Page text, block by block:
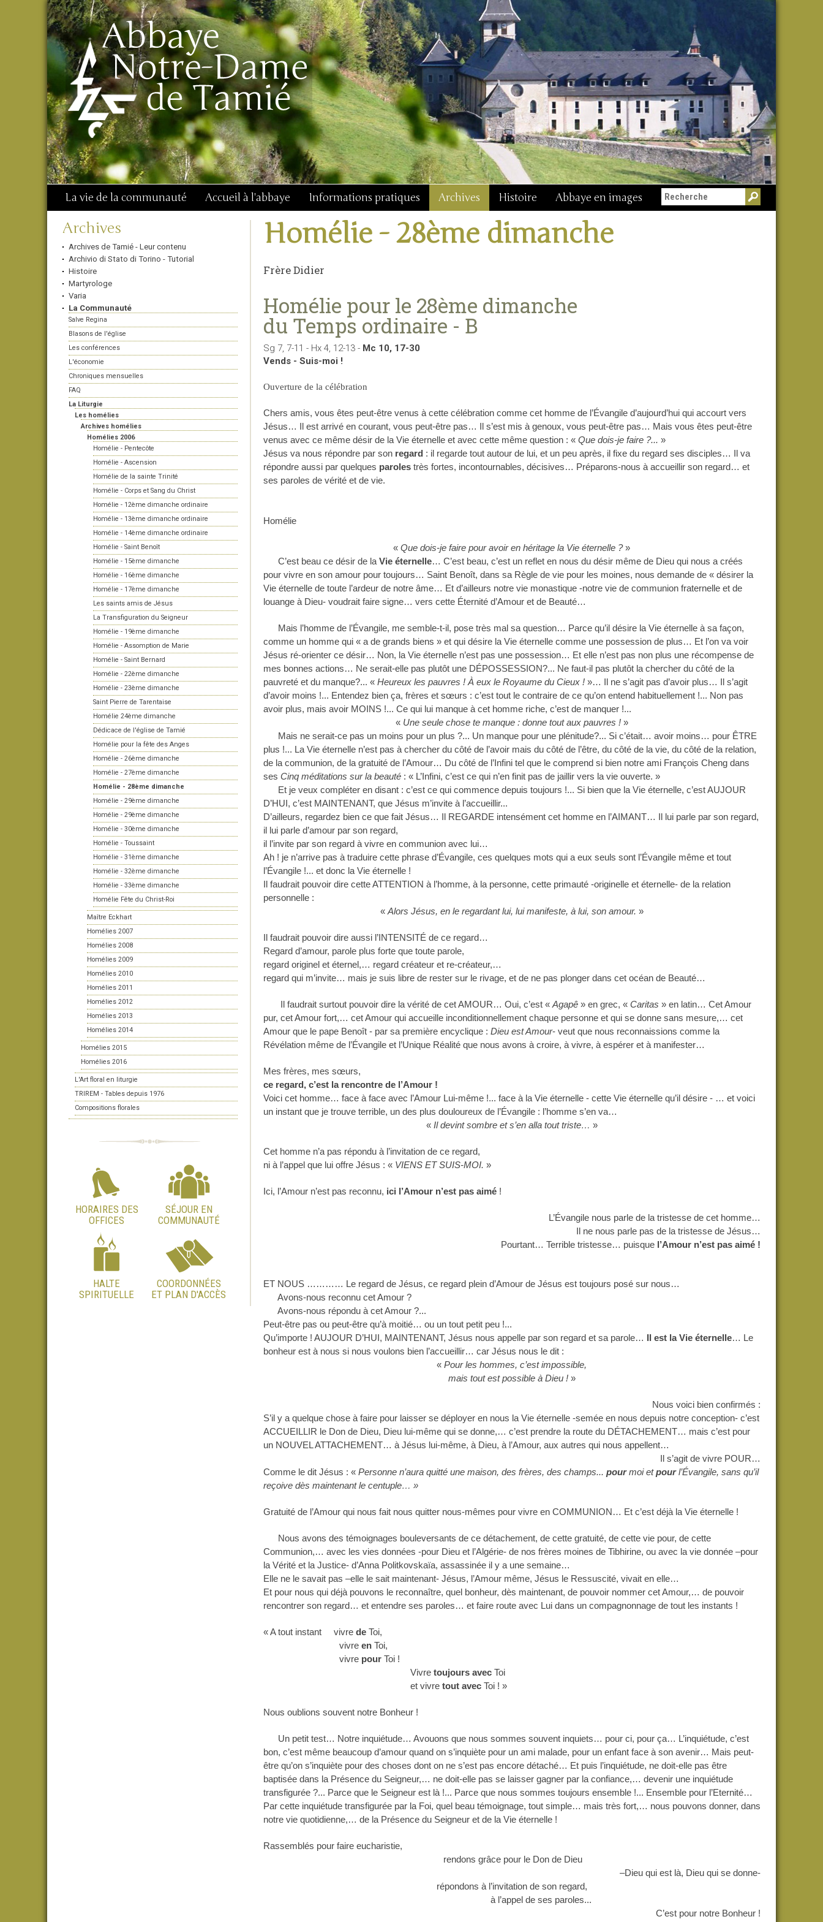
Aller
au
contenu.
|
Aller
à
navigation
Outils
personnels
Chercher par
Recherche
avancée…
La vie de la communauté Accueil à l'abbaye Informations pratiques Archives Histoire Abbaye en images
Navigation
Archives
Archives de Tamié - Leur contenu
Archivio di Stato di Torino - Tutorial
Histoire
Martyrologe
Varia
La Communauté
Salve Regina
Blasons de l'église
Les conférences
L'économie
Chroniques mensuelles
FAQ
La Liturgie
Les homélies
Archives homélies
Homélies 2006
Homélie - Pentecôte
Homélie - Ascension
Homélie de la sainte Trinité
Homélie - Corps et Sang du Christ
Homélie - 12ème dimanche ordinaire
Homélie - 13ème dimanche ordinaire
Homélie - 14ème dimanche ordinaire
Homélie - Saint Benoît
Homélie - 15ème dimanche
Homélie - 16ème dimanche
Homélie - 17ème dimanche
Les saints amis de Jésus
La Transfiguration du Seigneur
Homélie - 19ème dimanche
Homélie - Assomption de Marie
Homélie - Saint Bernard
Homélie - 22ème dimanche
Homélie - 23ème dimanche
Saint Pierre de Tarentaise
Homélie 24ème dimanche
Dédicace de l'église de Tamié
Homélie pour la fête des Anges
Homélie - 26ème dimanche
Homélie - 27ème dimanche
Homélie - 28ème dimanche
Homélie - 29ème dimanche
Homélie - 29ème dimanche
Homélie - 30ème dimanche
Homélie - Toussaint
Homélie - 31ème dimanche
Homélie - 32ème dimanche
Homélie - 33ème dimanche
Homélie Fête du Christ-Roi
Maître Eckhart
Homélies 2007
Homélies 2008
Homélies 2009
Homélies 2010
Homélies 2011
Homélies 2012
Homélies 2013
Homélies 2014
Homélies 2015
Homélies 2016
L'Art floral en liturgie
TRIREM - Tables depuis 1976
Compositions florales
HORAIRES DES
OFFICES
SÉJOUR EN
COMMUNAUTÉ
HALTE
SPIRITUELLE
COORDONNÉES
ET PLAN D'ACCÈS
Homélie - 28ème dimanche
Frère Didier
Homélie pour le 28ème dimanche
du Temps ordinaire - B
Sg 7, 7-11 - Hx 4, 12-13 - Mc 10, 17-30
Vends - Suis-moi !
Ouverture de la célébration
Chers amis, vous êtes peut-être venus à cette célébrationcomme cet homme de l’Évangile d’aujourd’hui qui accourtvers
Jésus… Il est arrivé en courant, vous peut-être pas… Il s’est mis à genoux, vous peut-être pas… Mais vous êtes peut-être
venus avec ce même désir de la Vie éternelleet avec cette même question : « Que dois-je faire ?... »
Jésus va nous répondre par son regard : il regarde tout autour de lui, et un peu après, il fixe du regard ses disciples… Il va
répondre aussi par quelques paroles très fortes, incontournables, décisives… Préparons-nous à accueillir son regard… et
ses paroles devérité et de vie.
Homélie
«Que dois-je faire pour avoir en héritage la Vie éternelle ?»
C’est beau ce désir de la Vie éternelle… C’est beau, c’est un reflet en nous du désir même de Dieu qui nous a créés
pour vivre en son amourpour toujours… Saint Benoît, dans sa Règle de vie pour les moines, nous demande de « désirer la
Vie éternelle de toute l’ardeur de notre âme… Et d’ailleurs notre vie monastique -notre vie de communion fraternelle et de
louange à Dieu- voudrait faire signe… vers cette Éternité d’Amour et de Beauté…
Mais l’homme de l’Évangile, me semble-t-il, pose très mal sa question… Parce qu’il désire la Vie éternelle à sa façon,
comme un homme qui « a de grands biens » et qui désire la Vie éternelle comme une possession de plus… Et l’on va voir
Jésus ré-orienter ce désir… Non, la Vie éternelle n’est pas une possession… Et elle n’est pas non plus une récompense de
mes bonnes actions… Ne serait-elle pas plutôt une DÉPOSSESSION?... Ne faut-il pas plutôt la chercher du côté de la
pauvreté et du manque?... « Heureux les pauvres ! À eux le Royaume du Cieux !»… Il ne s’agit pas d’avoir plus… Il s’agit
d’avoir moins !... Entendez bien ça, frères et sœurs : c’est tout le contraire de ce qu’on entend habituellement !... Non pas
avoir plus, mais avoir MOINS !... Ce qui lui manque à cet homme riche, c’est de manquer !...
« Une seule chose te manque : donne tout aux pauvres ! »
Mais ne serait-ce pas un moins pour un plus ?... Un manque pour une plénitude?... Si c’était… avoir moins… pour ÊTRE
plus !... La Vieéternelle n’est pas à chercher du côté de l’avoir mais du côté de l’être, du côté de la vie, du côté de la relation,
de la communion, de la gratuité de l’Amour… Du côté de l’Infini tel que le comprend si bien notre ami François Cheng dans
ses Cinq méditations sur la beauté : « L’Infini, c’est ce qui n’en finit pas de jaillir vers la vie ouverte. »
Et je veux compléter en disant : c’est ce qui commence depuis toujours !... Si bien que la Vie éternelle, c’estAUJOUR
D’HUI, c’est MAINTENANT, que Jésus m’invite à l’accueillir...
D’ailleurs, regardez bien ce que fait Jésus… Il REGARDE intensémentcet homme en l’AIMANT… Il lui parle par son regard,
il lui parle d’amour par son regard,
il l’invite par son regard à vivre en communion avec lui…
Ah ! je n’arrive pas à traduire cette phrased’Évangile, ces quelques mots qui a eux seuls sont l’Évangile mêmeet tout
l’Évangile !... et donc la Vie éternelle !
Il faudrait pouvoir dire cette ATTENTION à l’homme, à la personne, cette primauté -originelle et éternelle- de la relation
personnelle :
« Alors Jésus, en le regardant lui, lui manifeste, à lui, son amour. »
Il faudrait pouvoir dire aussi l’INTENSITÉ de ce regard…
Regard d’amour, parole plus forte que toute parole,
regard originel et éternel,… regard créateur et re-créateur,…
regard qui m’invite… mais je suis libre de rester sur le rivage, et de ne pas plonger dans cet océan de Beauté…
Il faudrait surtout pouvoir dire la vérité de cet AMOUR… Oui, c’est « Agapê » en grec, « Caritas » en latin… Cet Amour
pur, cet Amour fort,… cet Amour qui accueille inconditionnellement chaque personne et qui se donne sans mesure,… cet
Amour que le pape Benoît - par sa première encyclique : Dieu est Amour- veut que nous reconnaissions comme la
Révélation même de l’Évangile et l’Unique Réalité que nous avons à croire, à vivre, à espérer et à manifester…
Mes frères, mes sœurs,
ce regard, c’est la rencontre de l’Amour !
Voici cet homme… face à face avec l’Amour Lui-même !... face à la Vie éternelle - cette Vieéternelle qu’il désire - … et voici
un instant que je trouve terrible, un des plus douloureux de l’Évangile : l’homme s’en va…
« Il devint sombre et s’en alla tout triste… »
Cet homme n’a pas répondu à l’invitation de ce regard,
ni à l’appel que lui offre Jésus : « VIENS ET SUIS-MOI. »
Ici, l’Amour n’est pas reconnu, ici l’Amour n’est pas aimé !
L’Évangile nous parle de la tristesse de cet homme…
Il ne nous parle pas de la tristesse de Jésus…
Pourtant… Terrible tristesse… puisque l’Amour n’est pas aimé !
ET NOUS ………… Le regard de Jésus, ce regard plein d’Amour de Jésus est toujours posé sur nous…
Avons-nous reconnu cet Amour ?
Avons-nous répondu à cet Amour ?...
Peut-être pas ou peut-être qu’à moitié… ou un tout petit peu !...
Qu’importe ! AUJOUR D’HUI, MAINTENANT, Jésus nous appelle par son regard et sa parole… Il est la Vie éternelle… Le
bonheur est à nous si nous voulons bien l’accueillir… car Jésus nous le dit :
«Pour les hommes, c’est impossible,
mais tout est possible à Dieu !»
Nous voici bien confirmés :
S’il y a quelque chose à faire pour laisser se déployer en nous la Vie éternelle -semée en nous depuis notre conception- c’est
ACCUEILLIR le Don de Dieu, Dieu lui-même qui se donne,… c’est prendre la route du DÉTACHEMENT… mais c’est pour
un NOUVEL ATTACHEMENT… à Jésus lui-même, à Dieu, à l’Amour, aux autres qui nous appellent…
Il s’agit de vivre POUR…
Comme le dit Jésus : « Personne n’aura quitté une maison, des frères, des champs... pourmoi etpourl’Évangile, sans qu’il
reçoive dès maintenant le centuple… »
Gratuité de l’Amour qui nous fait nous quitter nous-mêmes pour vivre en COMMUNION… Et c’est déjà la Vie éternelle !
Nous avons des témoignages bouleversants de ce détachement, de cette gratuité, de cette vie pour, de cette
Communion,… avec les vies données -pour Dieu et l’Algérie- de nos frères moines de Tibhirine, ou avec la vie donnée –pour
la Vérité et la Justice- d’Anna Politkovskaïa, assassinée il y a une semaine…
Elle ne le savait pas –elle le sait maintenant- Jésus, l’Amour même, Jésus le Ressuscité, vivait en elle…
Et pour nous qui déjà pouvons le reconnaître, quel bonheur, dès maintenant, de pouvoir nommer cet Amour,… de pouvoir
rencontrer son regard… et entendre ses paroles… et faire route avec Lui dans un compagnonnage de tout les instants !
« A tout instant vivre deToi,
vivre en Toi,
vivre pourToi !
Vivre toujours avecToi
et vivre tout avecToi ! »
Nous oublions souvent notre Bonheur !
Un petit test… Notre inquiétude… Avouons que nous sommes souventinquiets… pour ci, pour ça… L’inquiétude, c’est
bon, c’est même beaucoup d’amour quand on s’inquiète pour un ami malade, pour un enfant face à son avenir… Mais peut-
être qu’on s’inquiète pour des choses dont on ne s’est pas encore détaché… Et puis l’inquiétude, ne doit-elle pas être
baptisée dans la Présence du Seigneur,… ne doit-ellepas se laisser gagner par la confiance,… devenir une inquiétude
transfigurée ?... Parce que le Seigneur est là !... Parce que nous sommes toujours ensemble !... Ensemble pour l’Eternité…
Par cette inquiétude transfigurée par la Foi, quel beau témoignage, tout simple… mais très fort,… nous pouvons donner, dans
notre vie quotidienne,… de la Présence du Seigneur et de la Vie éternelle !
Rassemblés pour faire eucharistie,
rendons grâce pour le Don de Dieu
–Dieu qui est là, Dieu qui se donne-
répondons à l’invitation de son regard,
à l’appel de ses paroles...
C’est pour notre Bonheur !